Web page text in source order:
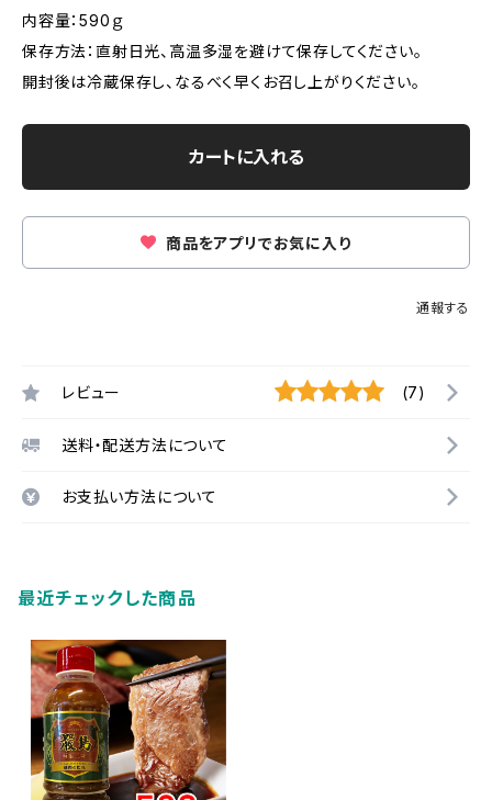
内容量：590ｇ
保存方法：直射日光、高温多湿を避けて保存してください。
開封後は冷蔵保存し、なるべく早くお召し上がりください。
カートに入れる
商品をアプリでお気に入り
通報する
レビュー (7)
送料・配送方法について
お支払い方法について
最近チェックした商品